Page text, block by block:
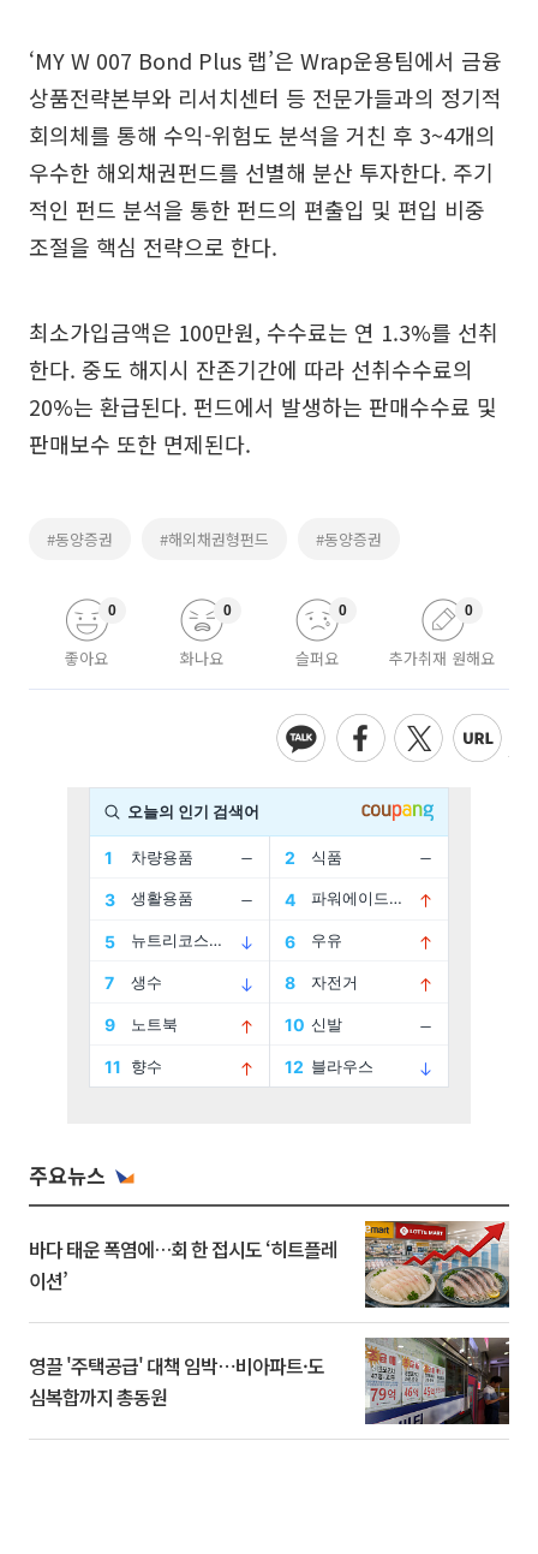
‘MY W 007 Bond Plus 랩’은 Wrap운용팀에서 금융
상품전략본부와 리서치센터 등 전문가들과의 정기적
회의체를 통해 수익-위험도 분석을 거친 후 3~4개의
우수한 해외채권펀드를 선별해 분산 투자한다. 주기
적인 펀드 분석을 통한 펀드의 편출입 및 편입 비중
조절을 핵심 전략으로 한다.
최소가입금액은 100만원, 수수료는 연 1.3%를 선취
한다. 중도 해지시 잔존기간에 따라 선취수수료의
20%는 환급된다. 펀드에서 발생하는 판매수수료 및
판매보수 또한 면제된다.
#동양증권 #해외채권형펀드 #동양증권
좋아요
0
화나요
0
슬퍼요
0
추가취재 원해요
0
주요뉴스
바다 태운 폭염에…회 한 접시도 ‘히트플레
이션’
영끌 '주택공급' 대책 임박⋯비아파트·도
심복합까지 총동원